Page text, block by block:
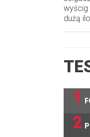
wyścig
dużą
1
2